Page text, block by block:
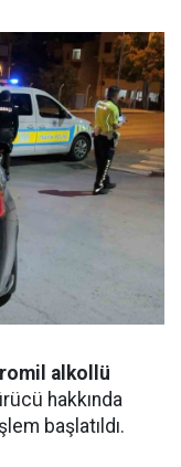
alkollü
hakkında
başlatıldı.